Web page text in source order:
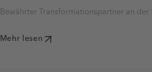
Bewährter Transformationspartner an
Mehr lesen